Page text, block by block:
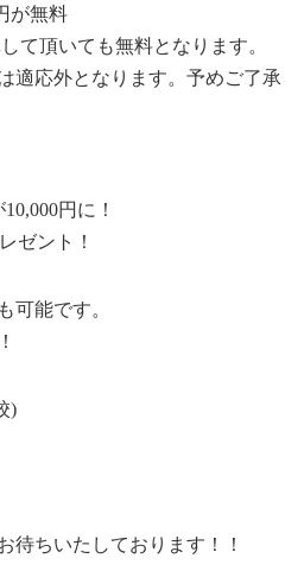
が無料
て頂いても無料となります。
適応外となります。予めご了承
円に！
ゼント！
可能です。
)
待ちいたしております！！